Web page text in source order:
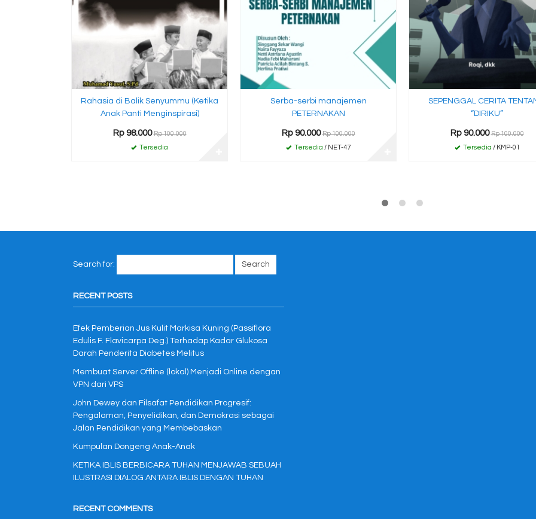
Rahasia di Balik Senyummu (Ketika
Anak Panti Menginspirasi)
Rp 98.000 Rp 100.000
Tersedia
Serba-serbi manajemen
PETERNAKAN
Rp 90.000 Rp 100.000
Tersedia / NET-47
SEPENGGAL CERITA
“DIRIKU”
Rp 90.000 Rp 100.000
Tersedia / KMP-01
Search for:
RECENT POSTS
Efek Pemberian Jus Kulit Markisa Kuning (Passiflora
Edulis F. Flavicarpa Deg.) Terhadap Kadar Glukosa
Darah Penderita Diabetes Melitus
Membuat Server Offline (lokal) Menjadi Online dengan
VPN dari VPS
John Dewey dan Filsafat Pendidikan Progresif:
Pengalaman, Penyelidikan, dan Demokrasi sebagai
Jalan Pendidikan yang Membebaskan
Kumpulan Dongeng Anak-Anak
KETIKA IBLIS BERBICARA TUHAN MENJAWAB SEBUAH
ILUSTRASI DIALOG ANTARA IBLIS DENGAN TUHAN
RECENT COMMENTS